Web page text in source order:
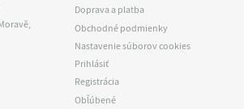
Doprava a platba
Obchodné podmienky
Nastavenie súborov cookies
Prihlásiť
Registrácia
Obľúbené